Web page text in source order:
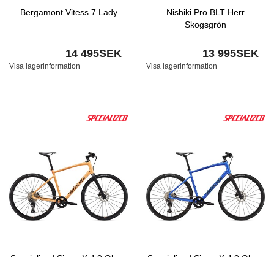
Bergamont Vitess 7 Lady
14 495SEK
Visa lagerinformation
Nishiki Pro BLT Herr
Skogsgrön
13 995SEK
Visa lagerinformation